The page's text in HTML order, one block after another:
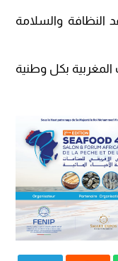
النظافة والسلامة
المغربية بكل وطنية